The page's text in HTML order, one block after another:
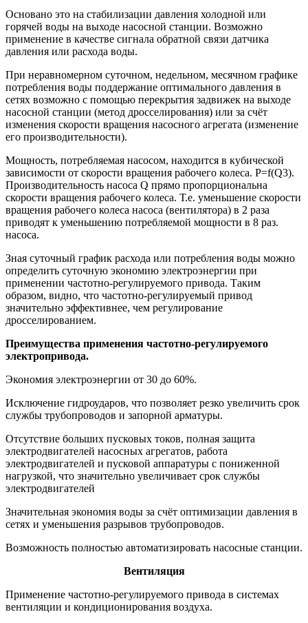
Основано это на стабилизации давления холодной или
горячей воды на выходе насосной станции. Возможно
применение в качестве сигнала обратной связи датчика
давления или расхода воды.
При неравномерном суточном, недельном, месячном графике
потребления воды поддержание оптимального давления в
сетях возможно с помощью перекрытия задвижек на выходе
насосной станции (метод дросселирования) или за счёт
изменения скорости вращения насосного агрегата (изменение
его производительности).
Мощность, потребляемая насосом, находится в кубической
зависимости от скорости вращения рабочего колеса. Р=f(Q3).
Производительность насоса Q прямо пропорциональна
скорости вращения рабочего колеса. Т.е. уменьшение скорости
вращения рабочего колеса насоса (вентилятора) в 2 раза
приводят к уменьшению потребляемой мощности в 8 раз.
насоса.
Зная суточный график расхода или потребления воды можно
определить суточную экономию электроэнергии при
применении частотно-регулируемого привода. Таким
образом, видно, что частотно-регулируемый привод
значительно эффективнее, чем регулирование
дросселированием.
Преимущества применения частотно-регулируемого
электропривода.
Экономия электроэнергии от 30 до 60%.
Исключение гидроударов, что позволяет резко увеличить срок
службы трубопроводов и запорной арматуры.
Отсутствие больших пусковых токов, полная защита
электродвигателей насосных агрегатов, работа
электродвигателей и пусковой аппаратуры с пониженной
нагрузкой, что значительно увеличивает срок службы
электродвигателей
Значительная экономия воды за счёт оптимизации давления в
сетях и уменьшения разрывов трубопроводов.
Возможность полностью автоматизировать насосные станции.
Вентиляция
Применение частотно-регулируемого привода в системах
вентиляции и кондиционирования воздуха.